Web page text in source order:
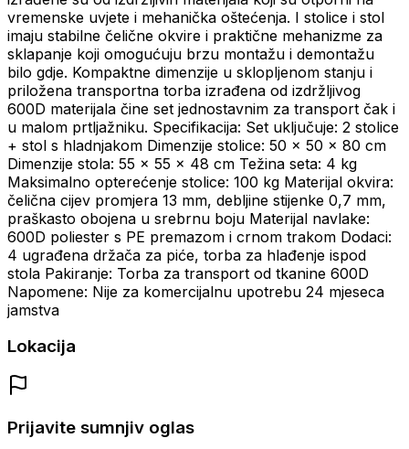
vremenske uvjete i mehanička oštećenja. I stolice i stol
imaju stabilne čelične okvire i praktične mehanizme za
sklapanje koji omogućuju brzu montažu i demontažu
bilo gdje. Kompaktne dimenzije u sklopljenom stanju i
priložena transportna torba izrađena od izdržljivog
600D materijala čine set jednostavnim za transport čak i
u malom prtljažniku. Specifikacija: Set uključuje: 2 stolice
+ stol s hladnjakom Dimenzije stolice: 50 × 50 × 80 cm
Dimenzije stola: 55 × 55 × 48 cm Težina seta: 4 kg
Maksimalno opterećenje stolice: 100 kg Materijal okvira:
čelična cijev promjera 13 mm, debljine stijenke 0,7 mm,
praškasto obojena u srebrnu boju Materijal navlake:
600D poliester s PE premazom i crnom trakom Dodaci:
4 ugrađena držača za piće, torba za hlađenje ispod
stola Pakiranje: Torba za transport od tkanine 600D
Napomene: Nije za komercijalnu upotrebu 24 mjeseca
jamstva
Lokacija
Prijavite sumnjiv oglas